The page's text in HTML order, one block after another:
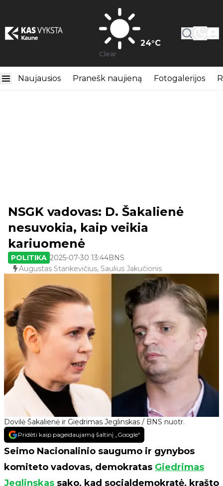
24°C
Clear
Naujausios Pranešk naujieną Fotogalerijos
Dovilė Šakalienė ir Giedrimas Jeglinskas / BNS nuotr.
NSGK vadovas: D. Šakalienė
nesuvokia, kaip veikia
kariuomenė
POLITIKA 2025-07-30 13:44BNS
Augustas Stankevičius, Saulius Jakučionis
Pridėti kaip pageidaujamą šaltinį „Google“
Seimo Nacionalinio saugumo ir gynybos
komiteto vadovas, demokratas Giedrimas
Jeglinskas sako, kad socialdemokratė, krašto